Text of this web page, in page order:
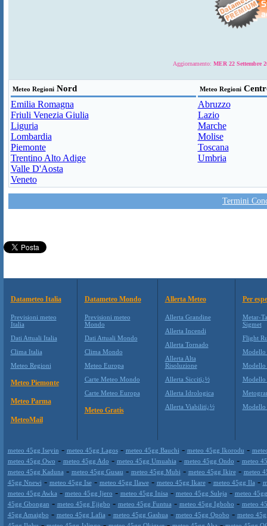
Aggiornamento: MER 22 Settembre
Meteo RegioniNord Meteo Regioni
Emilia Romagna
Friuli Venezia Giulia
Liguria
Lombardia
Piemonte
Trentino Alto Adige
Valle D'Aosta
Veneto
Abruzzo
Lazio
Marche
Molise
Toscana
Umbria
Termini
Datameteo Italia
Previsioni meteo
Italia
Dati Attuali Italia
Clima Italia
Meteo Regioni
Meteo Piemonte
Meteo Parma
MeteoMail
Datameteo Mondo
Previsioni meteo
Mondo
Dati Attuali Mondo
Clima Mondo
Meteo Europa
Carte Meteo Mondo
Carte Meteo Europa
Meteo Gratis
Allerta Meteo
Allerta Grandine
Allerta Incendi
Allerta Tornado
Allerta Alta
Risoluzione
Allerta Siccitï¿½
Allerta Idrologica
Allerta Viabilitï¿½
Per
Metar-
Sigmet
Flight
Modello
Modello
Modello
Modello
meteo 45gg Iseyin - meteo 45gg Lagos- meteo 45gg Bauchi - meteo 45gg Ikorodu -
meteo 45gg Owo - meteo 45gg Ado - meteo 45gg Umuahia - meteo 45gg Ondo - meteo
meteo 45gg Kaduna - meteo 45gg Gusau - meteo 45gg Mubi - meteo 45gg Ikire- meteo
45gg Nnewi - meteo 45gg Ise- meteo 45gg Ilawe- meteo 45gg Ikare- meteo 45gg Ila -
meteo 45gg Awka - meteo 45gg Ijero - meteo 45gg Inisa - meteo 45gg Suleja - meteo
45gg Gbongan - meteo 45gg Ejigbo - meteo 45gg Funtua - meteo 45gg Igboho - meteo
45gg Amaigbo - meteo 45gg Lafia - meteo 45gg Gashua - meteo 45gg Opobo - meteo